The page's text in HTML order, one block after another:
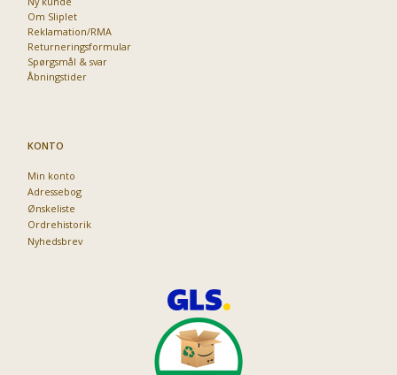
Om Sliplet
Reklamation/RMA
Returneringsformular
Spørgsmål & svar
Åbningstider
KONTO
Min konto
Adressebog
Ønskeliste
Ordrehistorik
Nyhedsbrev